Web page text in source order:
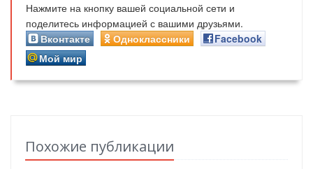
Нажмите на кнопку вашей социальной сети и
поделитесь информацией с вашими друзьями.
Вконтакте
Одноклассники
Facebook
Мой мир
Похожие публикации